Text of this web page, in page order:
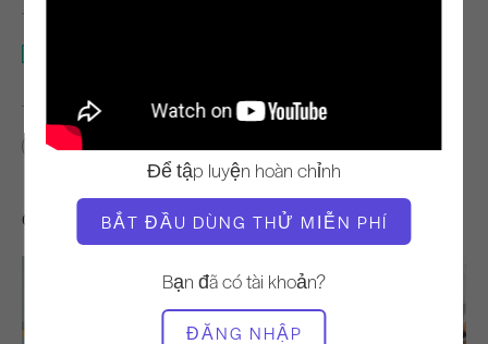
Để tập luyện hoàn chỉnh
BẮT ĐẦU DÙNG THỬ MIỄN PHÍ
Bạn đã có tài khoản?
ĐĂNG NHẬP
THIẾT BỊ CẦN THIẾT
TÌM LỚP HỌC TƯƠNG TỰ CHO
0 - 10 phút
Thảm
Các bài tập khác bạn có thể thích